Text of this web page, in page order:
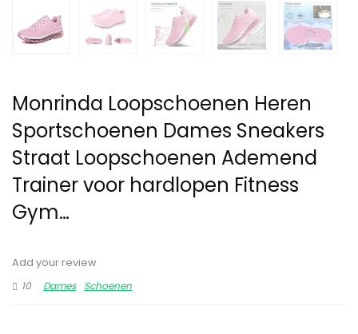
Monrinda Loopschoenen Heren
Sportschoenen Dames Sneakers
Straat Loopschoenen Ademend
Trainer voor hardlopen Fitness
Gym…
Add your review
10
Dames Schoenen